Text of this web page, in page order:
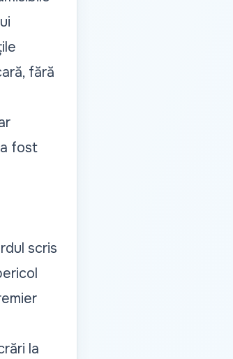
fără
fost
scris
la